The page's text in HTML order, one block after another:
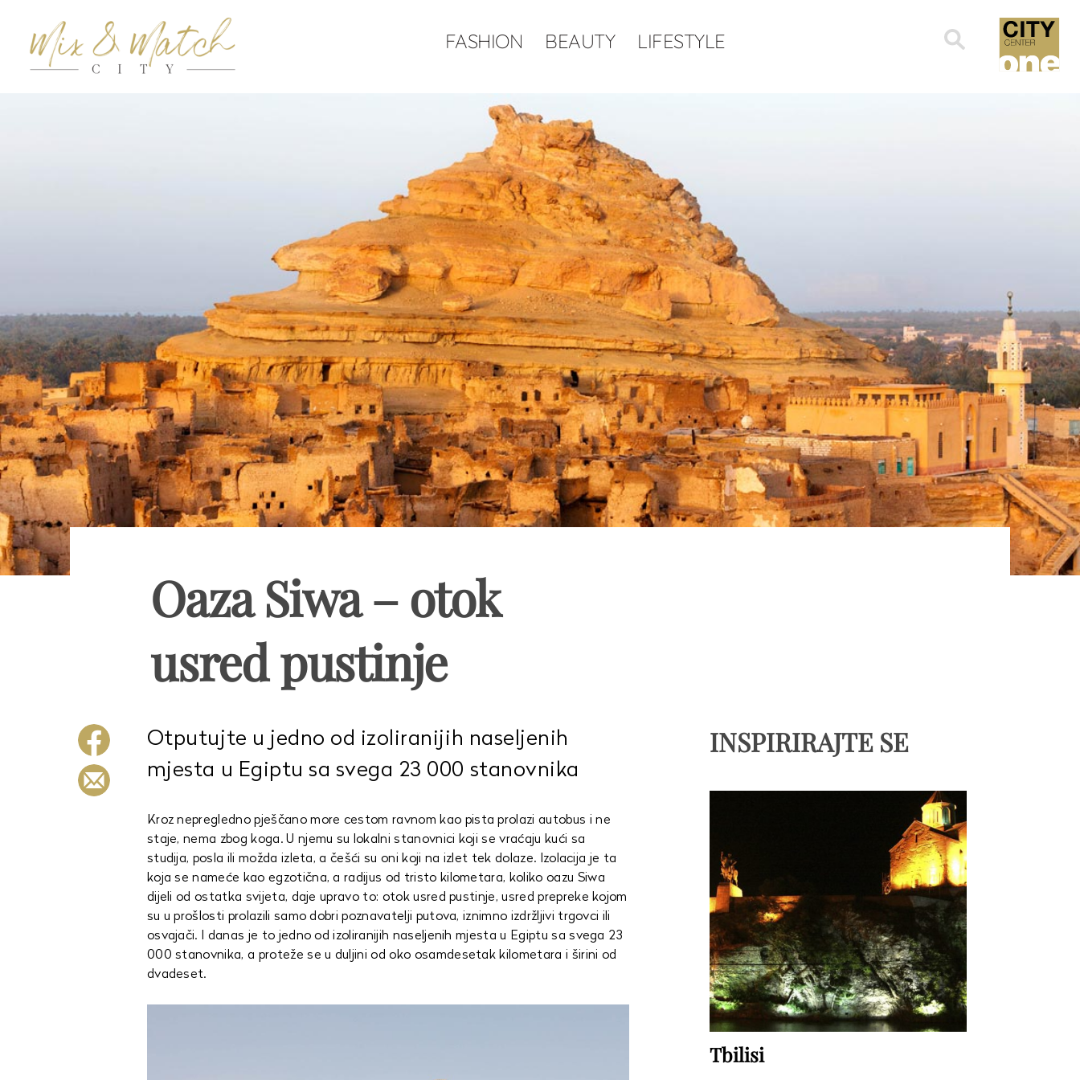
Search
for:
FASHION BEAUTY LIFESTYLE
Oaza Siwa – otok
usred pustinje
Otputujte u jedno od izoliranijih naseljenih
mjesta u Egiptu sa svega 23 000 stanovnika
Kroz nepregledno pješčano more cestom ravnom kao pista prolazi autobus i ne
staje, nema zbog koga. U njemu su lokalni stanovnici koji se vraćaju kući sa
studija, posla ili možda izleta, a češći su oni koji na izlet tek dolaze. Izolacija je ta
koja se nameće kao egzotična, a radijus od tristo kilometara, koliko oazu Siwa
dijeli od ostatka svijeta, daje upravo to: otok usred pustinje, usred prepreke kojom
su u prošlosti prolazili samo dobri poznavatelji putova, iznimno izdržljivi trgovci ili
osvajači. I danas je to jedno od izoliranijih naseljenih mjesta u Egiptu sa svega 23
000 stanovnika, a proteže se u duljini od oko osamdesetak kilometara i širini od
dvadeset.
INSPIRIRAJTE SE
Tbilisi